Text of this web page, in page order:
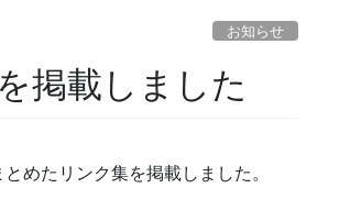
お知らせ
掲載しました
めたリンク集を掲載しました。